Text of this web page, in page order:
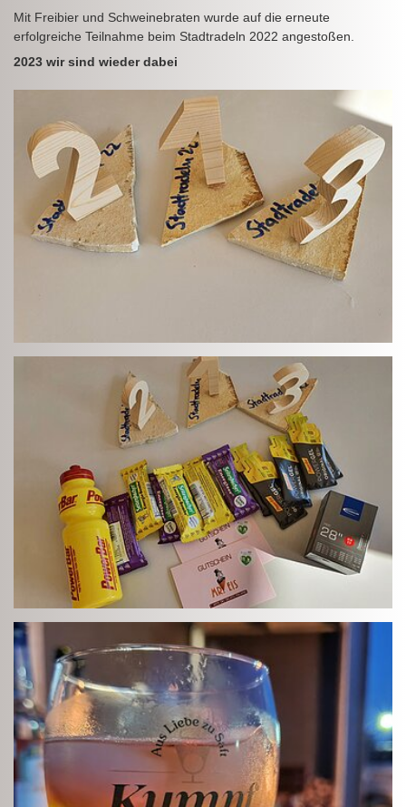
Mit Freibier und Schweinebraten wurde auf die erneute
erfolgreiche Teilnahme beim Stadtradeln 2022 angestoßen.
2023 wir sind wieder dabei